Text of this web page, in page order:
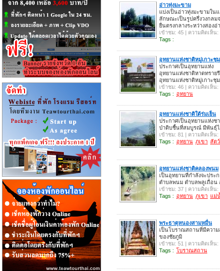
อ่าวทุ่งมะขาม
แบ่งเป็นอ่าวทุ่งมะขามใ
ลักษณะเป็นรูปครึ่งวงกล
ยื่นตรงกลางระหว่างสองอ่
เข้าชม: 45 | ความคิดเห็น:
Tags :
อุทยานแห่งชาติหมู่เกาะชุ
ประกาศเป็นอุทยานแห่
อุทยานแห่งชาติหาดทร
อุทยานแห่งชาติหมู่เกาะชุม
เข้าชม: 46 | ความคิดเห็น:
Tags : อุทยาน
อุทยานแห่งชาติใต้ร่มเย็น
ประกาศเป็นอุทยานแห่งช
ป่าดิบชื้นที่สมบูรณ์ มีพันธุ์
เข้าชม: 81 | ความคิดเห็น:
Tags : อุทยาน ภูเขา สัต
อุทยานแห่งชาติคลองพนม
เป็นอุทยานที่กำลังจะปร
ตำบลพนม ตำบลพลูเถื่อน
เข้าชม: 37 | ความคิดเห็น:
Tags : อุทยาน ภูเขา แม่
พระธาตุหนองสามหมื่น
เป็นโบราณสถานที่มีควา
ของชัยภูมิ
เข้าชม: 51 | ความคิดเห็น:
Tags : โบราณสถาน